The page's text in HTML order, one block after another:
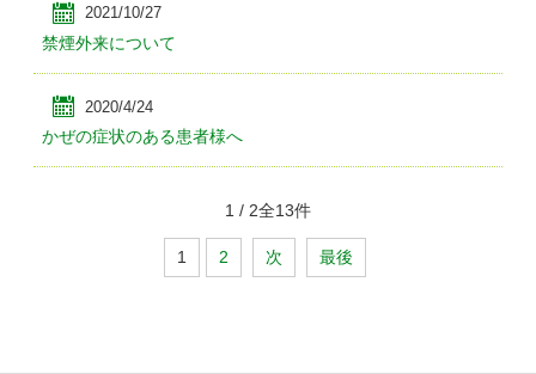
2021/10/27
禁煙外来について
2020/4/24
かぜの症状のある患者様へ
1 / 2全13件
1 2 次 最後